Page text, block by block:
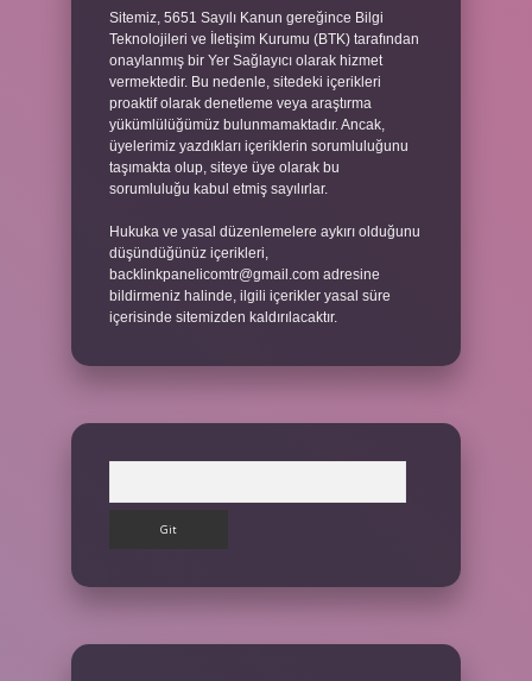
Sitemiz, 5651 Sayılı Kanun gereğince Bilgi
Teknolojileri ve İletişim Kurumu (BTK) tarafından
onaylanmış bir Yer Sağlayıcı olarak hizmet
vermektedir. Bu nedenle, sitedeki içerikleri
proaktif olarak denetleme veya araştırma
yükümlülüğümüz bulunmamaktadır. Ancak,
üyelerimiz yazdıkları içeriklerin sorumluluğunu
taşımakta olup, siteye üye olarak bu
sorumluluğu kabul etmiş sayılırlar.
Hukuka ve yasal düzenlemelere aykırı olduğunu
düşündüğünüz içerikleri,
backlinkpanelicomtr@gmail.com adresine
bildirmeniz halinde, ilgili içerikler yasal süre
içerisinde sitemizden kaldırılacaktır.